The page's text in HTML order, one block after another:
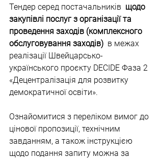
Тендер серед постачальників щодо
закупівлі послуг з організації та
проведення заходів (комплексного
обслуговування заходів) в межах
реалізації Швейцарсько-
українського проєкту DECIDE Фаза 2
«Децентралізація для розвитку
демократичної освіти».
Ознайомитися з переліком вимог до
цінової пропозиції, технічним
завданням, а також інструкцією
щодо подання запиту можна за